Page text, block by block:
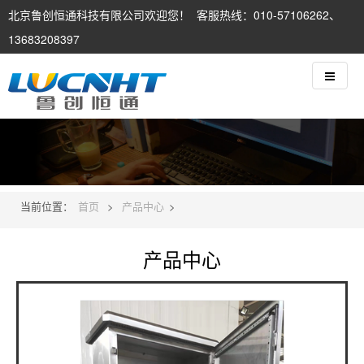
北京鲁创恒通科技有限公司欢迎您！ 客服热线：010-57106262、
13683208397
当前位置： 首页 >
产品中心
>
产品中心